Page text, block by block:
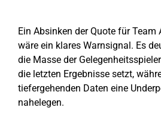
Ein Absinken der Quote für Team
wäre ein klares Warnsignal. Es
die Masse der
die letzten Ergebnisse setzt,
tiefergehenden Daten eine
nahelegen.